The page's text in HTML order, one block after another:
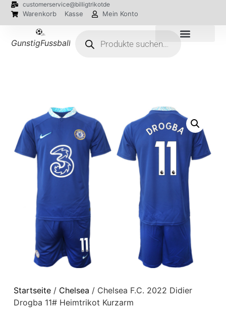
customerservice@billigtrikotde
Warenkorb Kasse Mein Konto
GunstigFussballTrikot
Startseite/ Chelsea / Chelsea F.C. 2022 Didier
Drogba 11# Heimtrikot Kurzarm